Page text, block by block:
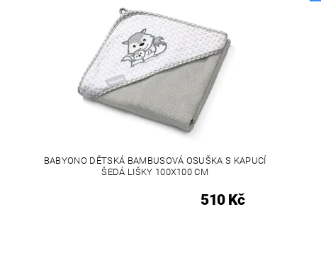
BABYONO DĚTSKÁ BAMBUSOVÁ OSUŠKA S KAPUCÍ
ŠEDÁ LIŠKY 100X100 CM
510 Kč